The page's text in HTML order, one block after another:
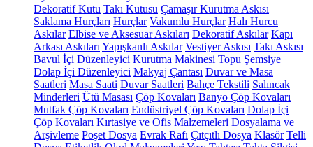
Dekoratif Kutu Takı Kutusu Çamaşır Kurutma Askısı
Saklama Hurçları Hurçlar Vakumlu Hurçlar Halı Hurcu
Askılar Elbise ve Aksesuar Askıları Dekoratif Askılar Kapı
Arkası Askıları Yapışkanlı Askılar Vestiyer Askısı Takı Askısı
Bavul İçi Düzenleyici Kurutma Makinesi Topu Şemsiye
Dolap İçi Düzenleyici Makyaj Çantası Duvar ve Masa
Saatleri Masa Saati Duvar Saatleri Bahçe Tekstili Salıncak
Minderleri Ütü Masası Çöp Kovaları Banyo Çöp Kovaları
Mutfak Çöp Kovaları Endüstriyel Çöp Kovaları Dolap İçi
Çöp Kovaları Kırtasiye ve Ofis Malzemeleri Dosyalama ve
Arşivleme Poşet Dosya Evrak Rafı Çıtçıtlı Dosya Klasör Telli